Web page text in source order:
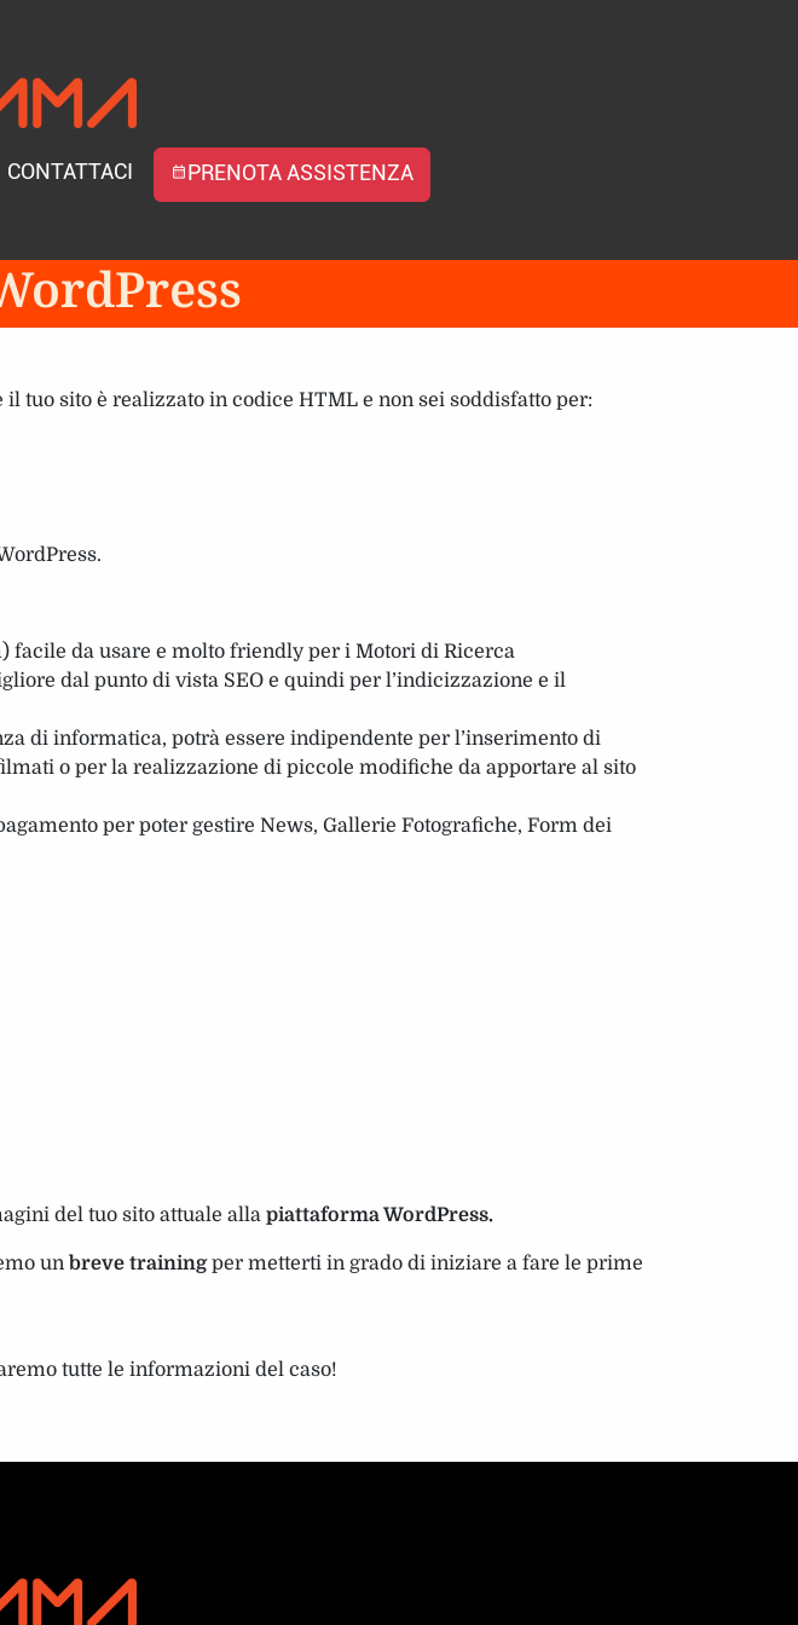
CONTATTACI calendar_monthPRENOTA ASSISTENZA
tuo sito è realizzato in codice HTML e non sei soddisfatto per:
facile da usare e molto friendly per i Motori di Ricerca
dal punto di vista SEO e quindi per l’indicizzazione e il
di informatica, potrà essere indipendente per l’inserimento di
o per la realizzazione di piccole modifiche da apportare al sito
per poter gestire News, Gallerie Fotografiche, Form dei
del tuo sito attuale alla piattaforma WordPress.
un breve trainingper metterti in grado di iniziare a fare le prime
tutte le informazioni del caso!